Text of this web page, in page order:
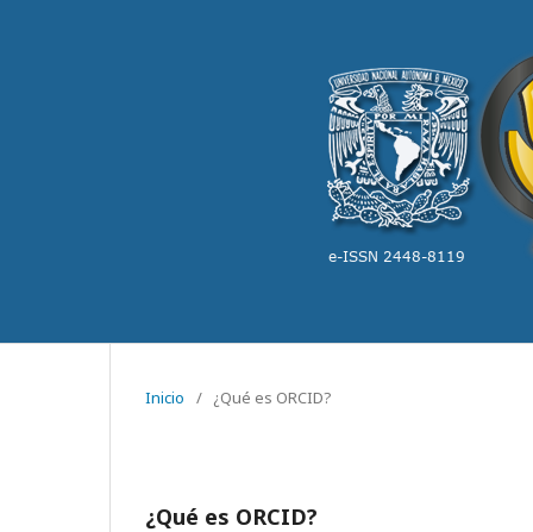
Inicio / ¿Qué es ORCID?
¿Qué es ORCID?